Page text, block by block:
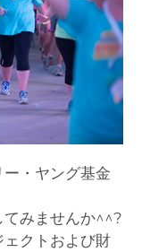
・ヤング基金
てみませんか^^?
クトおよび財